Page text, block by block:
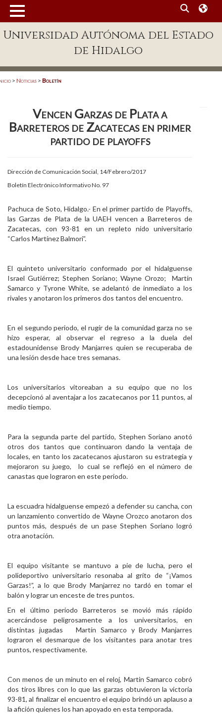
Enlaces
Patronato
Acreditación Internacional
Aspirantes
Personal
Visitantes
Universidad Autónoma del Estado
de Hidalgo
> Noticias > Boletín
Vencen Garzas de Plata a
Barreteros de Zacatecas en primer
partido de playoffs
Dirección de Comunicación Social, 14/Febrero/2017
Boletín Electrónico Informativo No. 97
Pachuca de Soto, Hidalgo.- En el primer partido de Playoffs,
las Garzas de Plata de la UAEH vencen a Barreteros de
Zacatecas, con 93-81 en un repleto nido universitario
“Carlos Martínez Balmori”.
El quinteto universitario conformado por el hidalguense
Israel Gutiérrez; Stephen Soriano; Wayne Orozo; Martín
Samarco y Tyrone White, se adelantó de inmediato a los
rivales y anotaron los primeros dos tantos del encuentro.
En el segundo periodo, el rugir de la comunidad garza no se
hizo esperar, al observar el regreso a la duela del
estadounidense Brody Manjarres quien se recuperaba de
una lesión desde hace tres semanas.
Los universitarios vitoreaban a su equipo que no los
decepcionó al aventajar a los zacatecanos por 11 puntos, al
medio tiempo.
Para la segunda parte del partido, Stephen Soriano anotó
otros dos tantos que continuaron dando la ventaja de
locales, en tanto los zacatecanos ajustaron su estrategia y
mejoraron su juego, lo cual se reflejó en el número de
canastas que lograron en este periodo.
La escuadra hidalguense empezó a defender su cancha, con
un lanzamiento convertido de Wayne Orozco anotaron dos
puntos más, después de un pase Stephen Soriano logró
otra anotación.
El equipo visitante se mantuvo a pie de lucha, pero el
polideportivo universitario resonaba al grito de “¡Vamos
Garzas!”, a lo que Brody Manjarrez no tardó en tomar el
balón y lograr un enceste de tres puntos.
En el último periodo Barreteros se movió más rápido
acercándose peligrosamente a los universitarios, en
distintas jugadas Martín Samarco y Brody Manjarres
lograron el desmarque de los visitantes para anotar tres
puntos, respectivamente.
Con menos de un minuto en el reloj, Martin Samarco cobró
dos tiros libres con lo que las garzas obtuvieron la victoria
93-81, al finalizar el encuentro el equipo brindó un aplauso a
la afición quienes los han apoyado en esta temporada.